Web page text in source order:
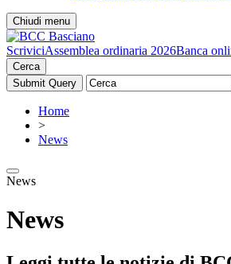
Chiudi menu
ScriviciAssemblea ordinaria 2026Banca
Cerca
Home
>
News
News
News